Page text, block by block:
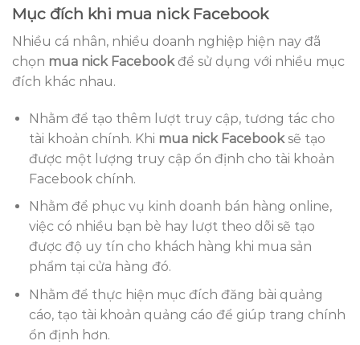
Mục đích khi mua nick Facebook
Nhiều cá nhân, nhiều doanh nghiệp hiện nay đã
chọn mua nick Facebookđể sử dụng với nhiều mục
đích khác nhau.
Nhằm để tạo thêm lượt truy cập, tương tác cho
tài khoản chính. Khi mua nick Facebooksẽ tạo
được một lượng truy cập ổn định cho tài khoản
Facebook chính.
Nhằm để phục vụ kinh doanh bán hàng online,
việc có nhiều bạn bè hay lượt theo dõi sẽ tạo
được độ uy tín cho khách hàng khi mua sản
phẩm tại cửa hàng đó.
Nhằm để thực hiện mục đích đăng bài quảng
cáo, tạo tài khoản quảng cáo để giúp trang chính
ổn định hơn.